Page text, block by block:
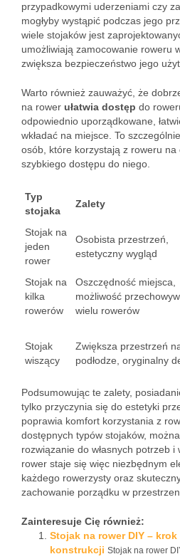
przypadkowymi uderzeniami czy
mogłyby wystąpić podczas jego
wiele stojaków jest
umożliwiają zamocowanie roweru
zwiększa bezpieczeństwo jego
Warto również zauważyć, że
na rower ułatwia dostęp do
odpowiednio uporządkowane,
wkładać na miejsce. To
osób, które korzystają z roweru na
szybkiego dostępu do niego.
Typ
stojaka
Zalety
Stojak na
jeden
rower
Osobista przestrzeń,
estetyczny wygląd
Stojak na
kilka
rowerów
Oszczędność miejsca,
możliwość
wielu rowerów
Stojak
wiszący
Zwiększa przestrzeń
podłodze, oryginalny
Podsumowując te zalety,
tylko przyczynia się do estetyki
poprawia komfort korzystania z
dostępnych typów stojaków,
rozwiązanie do własnych potrzeb i
rower staje się więc niezbędnym
każdego rowerzysty oraz
zachowanie porządku w
Zainteresuje Cię również:
Stojak na rower DIY –
konstrukcji Stojak na rower